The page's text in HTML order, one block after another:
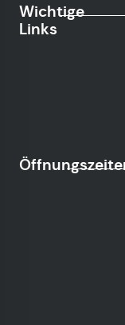
Wichtige
Links